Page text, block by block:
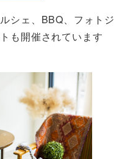
シェ、BBQ、フォトジ
も開催されています